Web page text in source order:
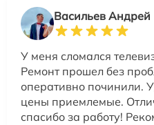
Васильев Андрей
У меня сломался
Ремонт прошел без
оперативно починили.
цены приемлемые.
спасибо за работу!